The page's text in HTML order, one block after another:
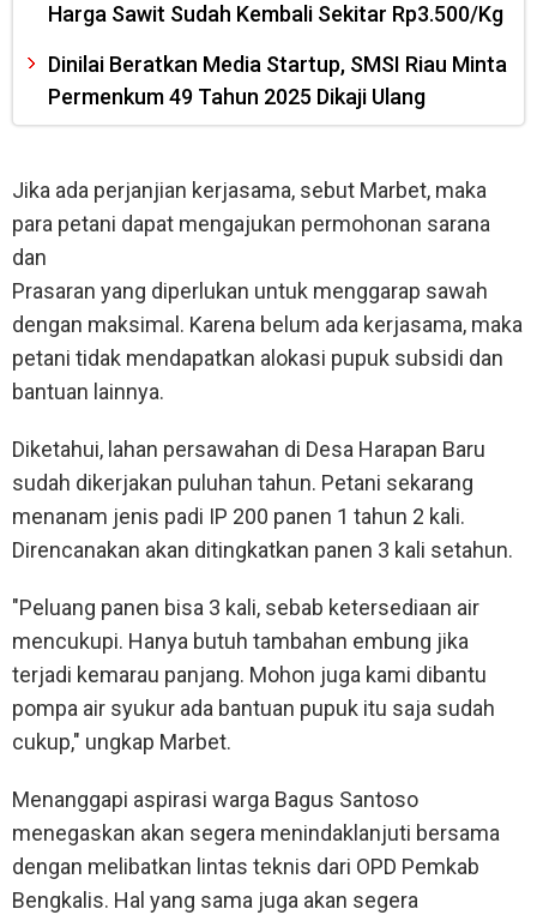
Harga Sawit Sudah Kembali Sekitar Rp3.500/Kg
Dinilai Beratkan Media Startup, SMSI Riau Minta
Permenkum 49 Tahun 2025 Dikaji Ulang
Jika ada perjanjian kerjasama, sebut Marbet, maka
para petani dapat mengajukan permohonan sarana
dan
Prasaran yang diperlukan untuk menggarap sawah
dengan maksimal. Karena belum ada kerjasama, maka
petani tidak mendapatkan alokasi pupuk subsidi dan
bantuan lainnya.
Diketahui, lahan persawahan di Desa Harapan Baru
sudah dikerjakan puluhan tahun. Petani sekarang
menanam jenis padi IP 200 panen 1 tahun 2 kali.
Direncanakan akan ditingkatkan panen 3 kali setahun.
"Peluang panen bisa 3 kali, sebab ketersediaan air
mencukupi. Hanya butuh tambahan embung jika
terjadi kemarau panjang. Mohon juga kami dibantu
pompa air syukur ada bantuan pupuk itu saja sudah
cukup," ungkap Marbet.
Menanggapi aspirasi warga Bagus Santoso
menegaskan akan segera menindaklanjuti bersama
dengan melibatkan lintas teknis dari OPD Pemkab
Bengkalis. Hal yang sama juga akan segera